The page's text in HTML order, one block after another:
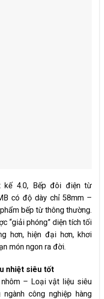
kế 4.0, Bếp đôi điện từ
có độ dày chỉ 58mm –
bếp từ thông thường.
“giải phóng” diện tích tối
hơn, hiện đại hơn, khơi
món ngon ra đời.
nhiệt siêu tốt
– Loại vật liệu siêu
công nghiệp hàng